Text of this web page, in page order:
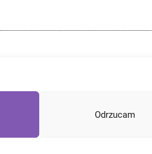
Odrzucam
Dożywotnią!*